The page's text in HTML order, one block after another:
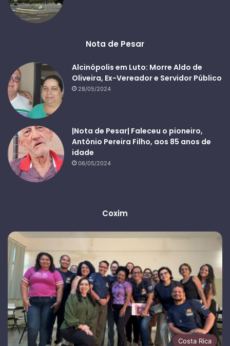
Nota de Pesar
Alcinópolis em Luto: Morre Aldo de
Oliveira, Ex-Vereador e Servidor Público
28/05/2024
|Nota de Pesar| Faleceu o pioneiro,
Antônio Pereira Filho, aos 85 anos de
idade
06/05/2024
Coxim
Costa Rica